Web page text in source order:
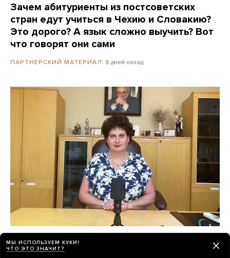
Зачем абитуриенты из постсоветских
стран едут учиться в Чехию и Словакию?
Это дорого? А язык сложно выучить? Вот
что говорят они сами
ПАРТНЕРСКИЙ МАТЕРИАЛ 8 дней назад
«Психиатрия возвращается в темные
времена»
МЫ ИСПОЛЬЗУЕМ КУКИ!
ЧТО ЭТО ЗНАЧИТ?